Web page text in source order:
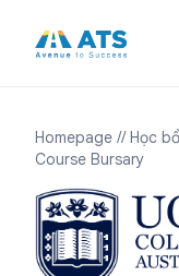
Homepage // Học
Course Bursary